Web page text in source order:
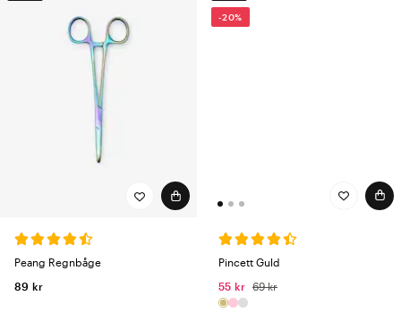
Peang Regnbåge
89 kr
-20%
Pincett Guld
55 kr 69 kr